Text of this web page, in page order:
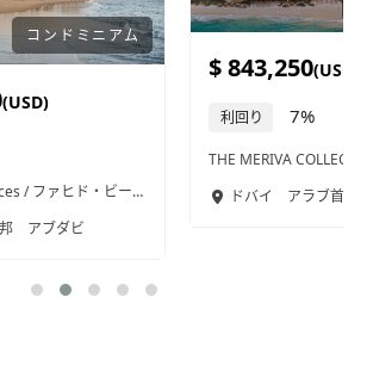
長国連邦
$ 488,000(USD)
利回り 10%
J-Tower 3 / Jタワー3 /
プノンペンカンボ